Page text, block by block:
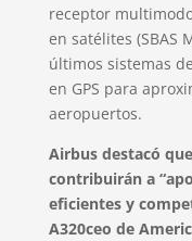
receptor
en satélites (SBAS
últimos sistemas
en GPS para
aeropuertos.
Airbus destacó
contribuirán a
eficientes y
A320ceo de